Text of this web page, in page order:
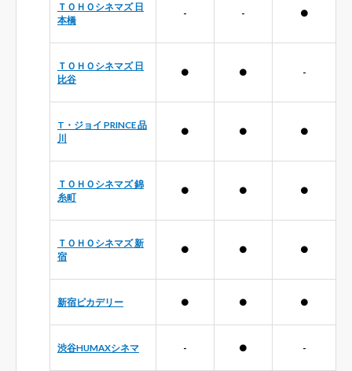
ＴＯＨＯシネマズ 日
本橋
- - ●
ＴＯＨＯシネマズ 日
比谷
● ● -
T・ジョイ PRINCE 品
川
● ● ●
ＴＯＨＯシネマズ 錦
糸町
● ● ●
ＴＯＨＯシネマズ 新
宿
● ● ●
新宿ピカデリー ● ● ●
渋谷HUMAXシネマ - ● -